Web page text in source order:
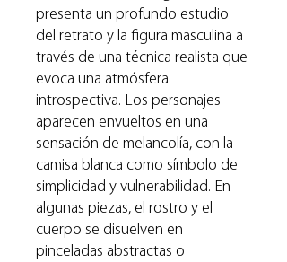
presenta un profundo estudio
del retrato y la figura masculina a
través de una técnica realista que
evoca una atmósfera
introspectiva. Los personajes
aparecen envueltos en una
sensación de melancolía, con la
camisa blanca como símbolo de
simplicidad y vulnerabilidad. En
algunas piezas, el rostro y el
cuerpo se disuelven en
pinceladas abstractas o